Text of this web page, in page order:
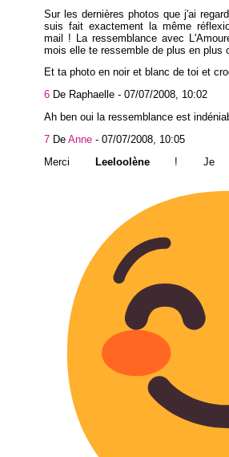
Sur les dernières photos que j'ai
suis fait exactement la même
mail ! La ressemblance avec
mois elle te ressemble de plus en plus
Et ta photo en noir et blanc de toi et
6 De Raphaelle - 07/07/2008, 10:02
Ah ben oui la ressemblance est
7 De Anne - 07/07/2008, 10:05
Merci Leeloolène! Je